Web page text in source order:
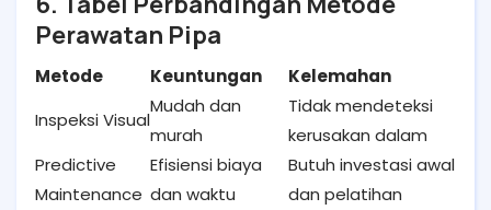
Perawatan Pipa
Metode Keuntungan
Kelemahan
Inspeksi Visual
Mudah dan
murah
Tidak mendeteksi
kerusakan dalam
Predictive
Maintenance
Efisiensi biaya
dan waktu
Butuh investasi awal
dan pelatihan